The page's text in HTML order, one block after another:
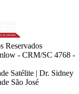
Reservados
- CRM/SC 4768 -
Satélite | Dr. Sidney
São José